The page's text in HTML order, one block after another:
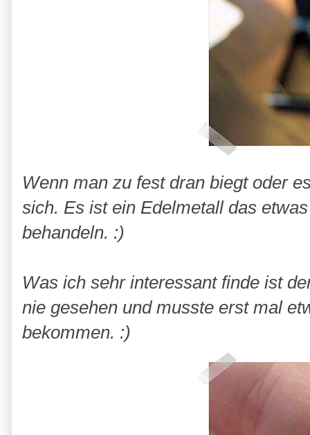
Wenn man zu fest dran biegt oder
sich. Es ist ein Edelmetalldas etwas
behandeln. :)
Was ich sehr interessant finde ist
nie gesehen und musste erst mal
bekommen. :)